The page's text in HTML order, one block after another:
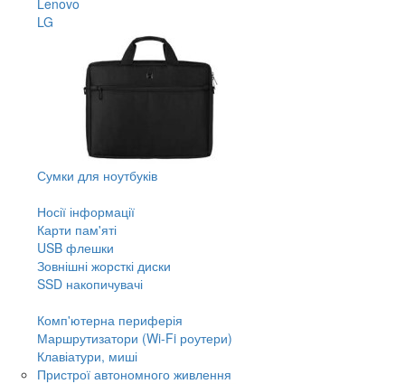
LG
Сумки для ноутбуків
Носії інформації
Карти пам'яті
USB флешки
Зовнішні жорсткі диски
SSD накопичувачі
Комп'ютерна периферія
Маршрутизатори (Wi-Fi роутери)
Клавіатури, миші
Пристрої автономного живлення